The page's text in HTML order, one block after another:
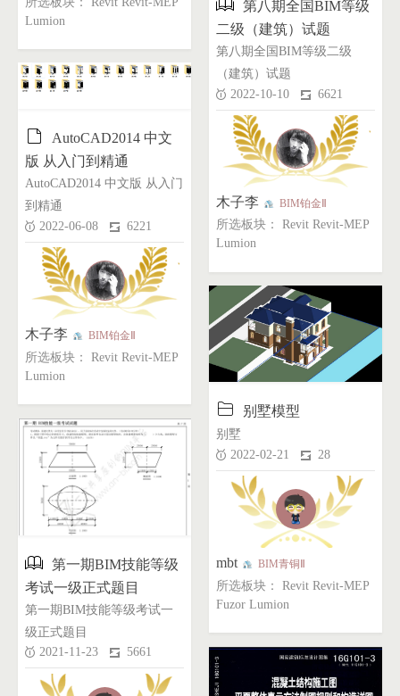
Lumion
 第八期全国BIM等级
二级（建筑）试题
第八期全国BIM等级二级
（建筑）试题
2022-10-10
6621
木子李 BIM铂金Ⅱ
所选板块： Revit Revit-MEP
Lumion

AutoCAD2014 中文
版 从入门到精通
AutoCAD2014 中文版 从入门
到精通
2022-06-08
6221
木子李 BIM铂金Ⅱ
所选板块： Revit Revit-MEP
Lumion
 别墅模型
别墅
2022-02-21
28
mbt BIM青铜Ⅱ
所选板块： Revit Revit-MEP
Fuzor Lumion
 第一期BIM技能等级
考试一级正式题目
第一期BIM技能等级考试一
级正式题目
2021-11-23
5661